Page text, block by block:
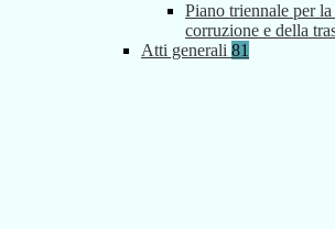
Piano triennale per
corruzione e della
Atti generali 81